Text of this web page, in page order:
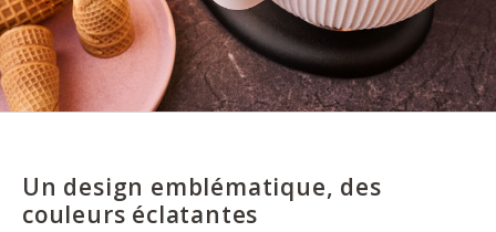
Un design emblématique, des
couleurs éclatantes